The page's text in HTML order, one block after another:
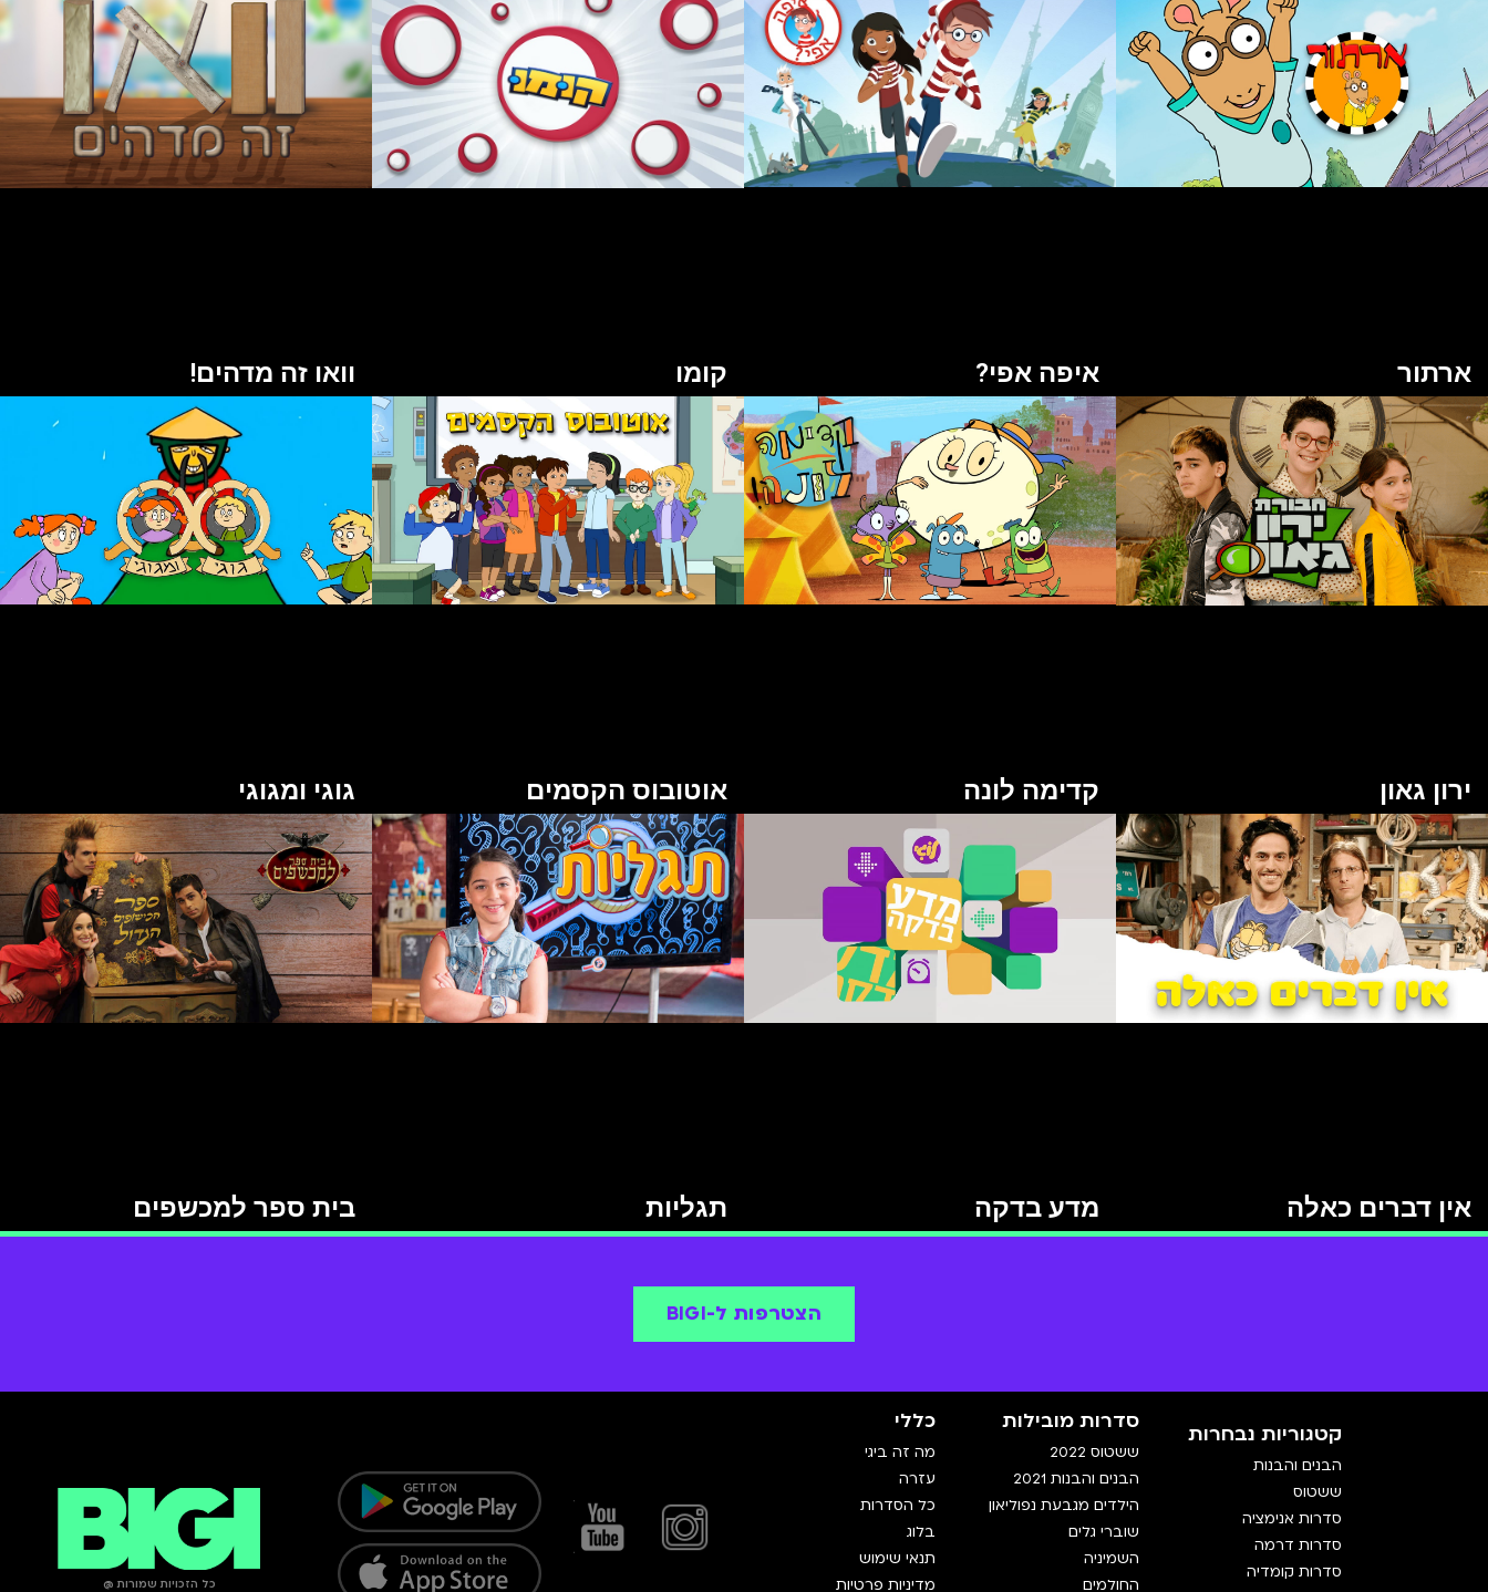
ארתור איפה אפי? קומו וואו זה מדהים!
ירון גאון קדימה לונה אוטובוס הקסמים גוגי ומגוגי
אין דברים כאלה מדע בדקה תגליות בית ספר למכשפים
הצטרפות ל-BIGI
קטגוריות נבחרות
הבנים והבנות
ששטוס
סדרות אנימציה
סדרות דרמה
סדרות קומדיה
סדרות מובילות
ששטוס 2022
הבנים והבנות 2021
הילדים מגבעת נפוליאון
שוברי גלים
השמיניה
החולמים
כללי
מה זה ביגי
עזרה
כל הסדרות
בלוג
תנאי שימוש
מדיניות פרטיות
כל הזכויות שמורות @